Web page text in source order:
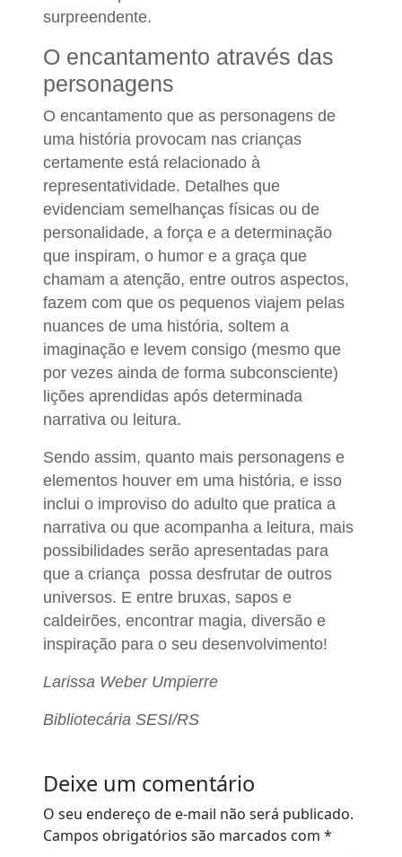
surpreendente.
O encantamento através das
personagens
O encantamento que as personagens de
uma história provocam nas crianças
certamente está relacionado à
representatividade. Detalhes que
evidenciam semelhanças físicas ou de
personalidade, a força e a determinação
que inspiram, o humor e a graça que
chamam a atenção, entre outros aspectos,
fazem com que os pequenos viajem pelas
nuances de uma história, soltem a
imaginação e levem consigo (mesmo que
por vezes ainda de forma subconsciente)
lições aprendidas após determinada
narrativa ou leitura.
Sendo assim, quanto mais personagens e
elementos houver em uma história, e isso
inclui o improviso do adulto que pratica a
narrativa ou que acompanha a leitura, mais
possibilidades serão apresentadas para
que a criança possa desfrutar de outros
universos. E entre bruxas, sapos e
caldeirões, encontrar magia, diversão e
inspiração para o seu desenvolvimento!
Larissa Weber Umpierre
Bibliotecária SESI/RS
Deixe um comentário
O seu endereço de e-mail não será publicado.
Campos obrigatórios são marcados com *